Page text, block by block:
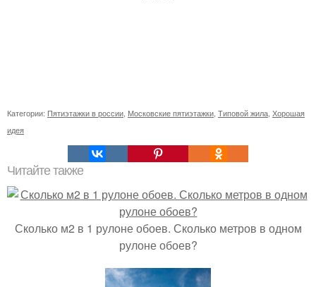
Категории: Пятиэтажки в россии Московские пятиэтажки Типовой жила Хорошая
идея
Читайте также
Сколько м2 в 1 рулоне обоев. Сколько метров в одном
рулоне обоев?